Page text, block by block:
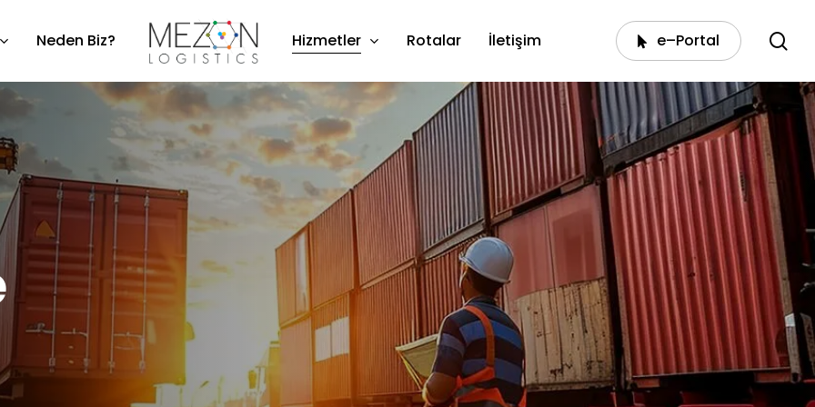
Neden Biz? Hizmetler Rotalar İletişim e–Portal